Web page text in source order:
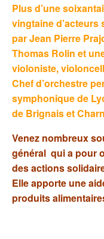
Plus d’une
vingtaine
par Jean Pierre
Thomas Rolin et
violoniste,
Chef d’orchestre
symphonique de
de Brignais et
Venez nombreux
général qui a pour
des actions
Elle apporte une
produits